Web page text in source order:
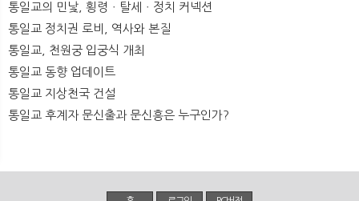
통일교의 민낯, 횡령ㆍ탈세ㆍ정치 커넥션
통일교 정치권 로비, 역사와 본질
통일교, 천원궁 입궁식 개최
통일교 동향 업데이트
통일교 지상천국 건설
통일교 후계자 문신출과 문신흥은 누구인가?